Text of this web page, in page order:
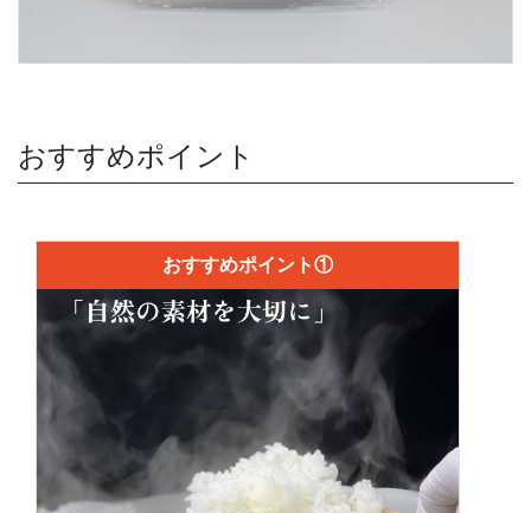
おすすめポイント
おすすめポイント①